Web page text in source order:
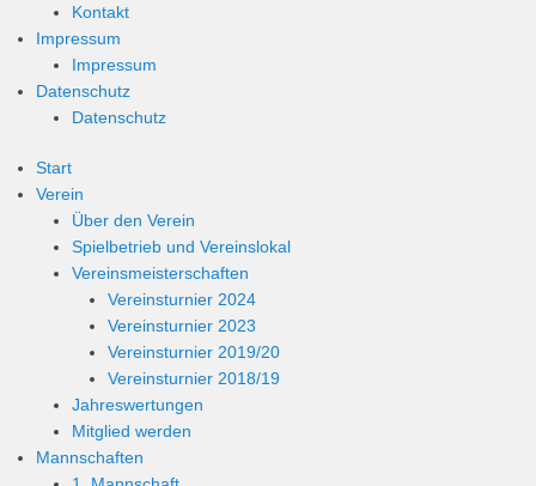
Kontakt
Impressum
Impressum
Datenschutz
Datenschutz
Start
Verein
Über den Verein
Spielbetrieb und Vereinslokal
Vereinsmeisterschaften
Vereinsturnier 2024
Vereinsturnier 2023
Vereinsturnier 2019/20
Vereinsturnier 2018/19
Jahreswertungen
Mitglied werden
Mannschaften